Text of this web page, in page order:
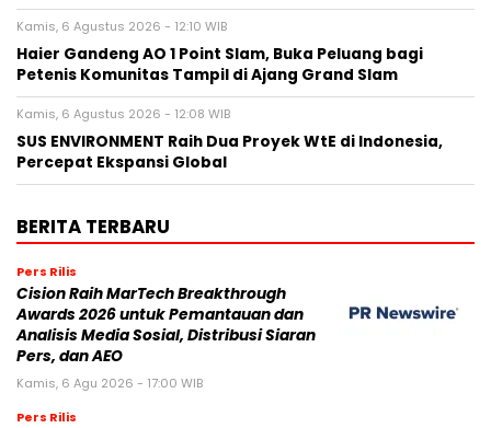
Kamis, 6 Agustus 2026 - 12:10 WIB
Haier Gandeng AO 1 Point Slam, Buka Peluang bagi
Petenis Komunitas Tampil di Ajang Grand Slam
Kamis, 6 Agustus 2026 - 12:08 WIB
SUS ENVIRONMENT Raih Dua Proyek WtE di Indonesia,
Percepat Ekspansi Global
BERITA TERBARU
Pers Rilis
Cision Raih MarTech Breakthrough
Awards 2026 untuk Pemantauan dan
Analisis Media Sosial, Distribusi Siaran
Pers, dan AEO
Kamis, 6 Agu 2026 - 17:00 WIB
Pers Rilis